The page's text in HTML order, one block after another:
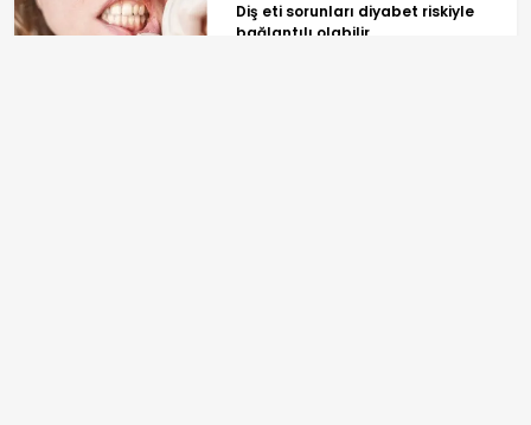
Diş eti sorunları diyabet riskiyle
bağlantılı olabilir